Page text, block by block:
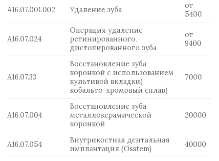
А16.07.001.002 Удаление зуба
от
5400
А16.07.024
Операция удаление
ретинированного,
дистопированного зуба
от
9400
А16.07.33
Восстановление зуба
коронкой с использованием
культивой вкладки(
кобальто-хромовый сплав)
7000
А16.07.004
Восстановление зуба
металлокерамической
коронкой
20000
А16.07.054
Внутрикостная дентальная
имплантация (Osstem)
40000